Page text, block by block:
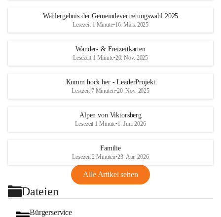
Wahlergebnis der Gemeindevertretungswahl 2025
Lesezeit 1 Minute•16. März 2025
Wander- & Freizeitkarten
Lesezeit 1 Minute•20. Nov. 2025
Kumm hock her - LeaderProjekt
Lesezeit 7 Minuten•20. Nov. 2025
Alpen von Viktorsberg
Lesezeit 1 Minute•1. Juni 2026
Familie
Lesezeit 2 Minuten•23. Apr. 2026
Alle Artikel sehen
Dateien
Bürgerservice